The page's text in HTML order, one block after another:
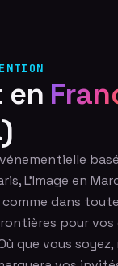
en
L'Image en
comme dans
pour vos
que vous